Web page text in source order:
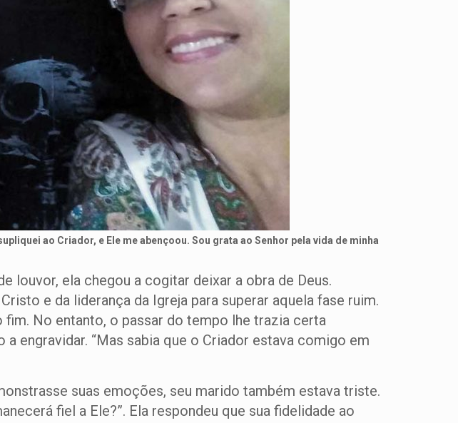
ao Criador, e Ele me abençoou. Sou grata ao Senhor pela vida de minha
louvor, ela chegou a cogitar deixar a obra de Deus.
e da liderança da Igreja para superar aquela fase ruim.
No entanto, o passar do tempo lhe trazia certa
engravidar. “Mas sabia que o Criador estava comigo em
suas emoções, seu marido também estava triste.
fiel a Ele?”. Ela respondeu que sua fidelidade ao